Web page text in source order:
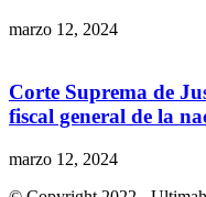
marzo 12, 2024
Corte Suprema de
fiscal general de la
marzo 12, 2024